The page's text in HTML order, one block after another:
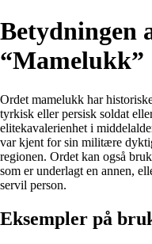
Betydningen
“Mamelukk”
Ordet mamelukk har
tyrkisk eller persisk soldat
elitekavalerienhet i
var kjent for sin militære
regionen. Ordet kan også
som er underlagt en annen,
servil person.
Eksempler på